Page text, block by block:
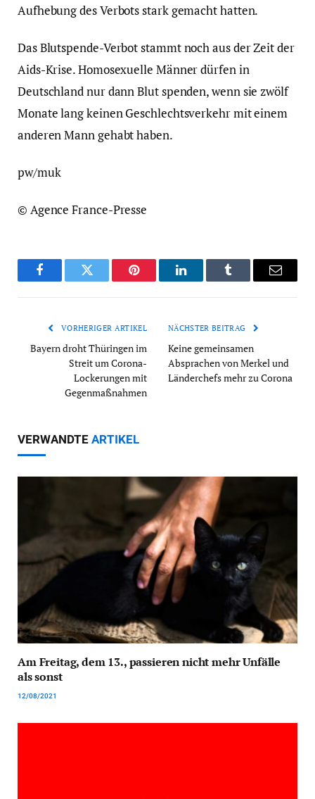
Aufhebung des Verbots stark gemacht hatten.
Das Blutspende-Verbot stammt noch aus der Zeit der
Aids-Krise. Homosexuelle Männer dürfen in
Deutschland nur dann Blut spenden, wenn sie zwölf
Monate lang keinen Geschlechtsverkehr mit einem
anderen Mann gehabt haben.
pw/muk
© Agence France-Presse
FacebookTwitter Pinterest LinkedInTumblr Email
VORHERIGER ARTIKEL
Bayern droht Thüringen im
Streit um Corona-
Lockerungen mit
Gegenmaßnahmen
NÄCHSTER BEITRAG
Keine gemeinsamen
Absprachen von Merkel und
Länderchefs mehr zu Corona
VERWANDTE ARTIKEL
Am Freitag, dem 13., passieren nicht mehr Unfälle
als sonst
12/08/2021